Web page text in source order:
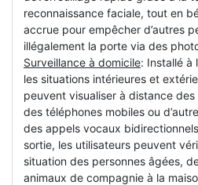
reconnaissance faciale, tout en
accrue pour empêcher d’autres
illégalement la porte via des
Surveillance à domicile: Installé à
les situations intérieures et
peuvent visualiser à distance
des téléphones mobiles ou
des appels vocaux
sortie, les utilisateurs peuvent
situation des personnes âgées,
animaux de compagnie à la